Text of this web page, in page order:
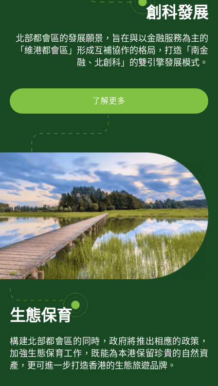
創科發展
北部都會區的發展願景，旨在與以金融服務為主的
「維港都會區」形成互補協作的格局，打造「南金
融、北創科」的雙引擎發展模式。
了解更多
生態保育
構建北部都會區的同時，政府將推出相應的政策，
加強生態保育工作，既能為本港保留珍貴的自然資
產，更可進一步打造香港的生態旅遊品牌。